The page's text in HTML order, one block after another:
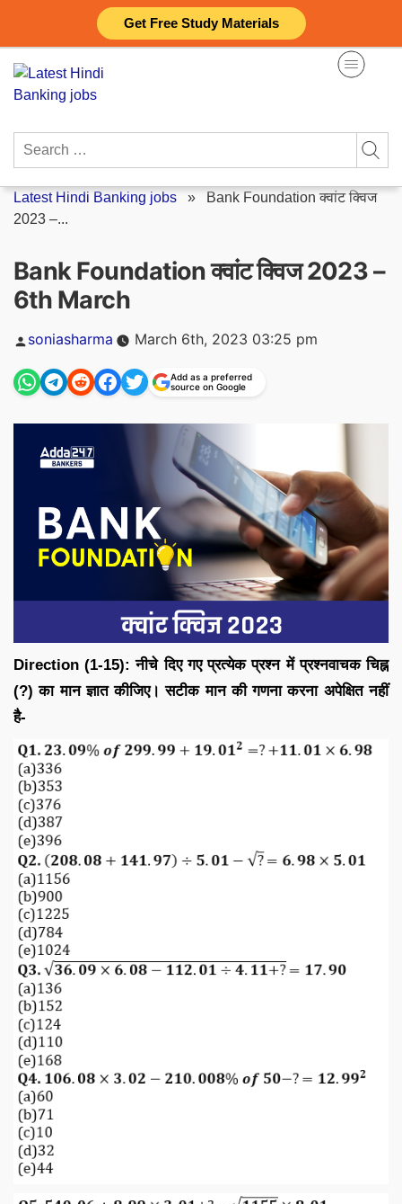
Get Free Study Materials
content
Search
Latest Hindi Banking jobs » Bank Foundation क्वांट क्विज
2023 –...
Bank Foundation क्वांट क्विज 2023 –
6th March
Posted
soniasharma March 6th, 2023 03:25 pm
Add as a preferred
source on Google
Direction (1-15): नीचे दिए गए प्रत्येक प्रश्न में प्रश्नवाचक चिह्न
(?) का मान ज्ञात कीजिए। सटीक मान की गणना करना अपेक्षित नहीं
है-